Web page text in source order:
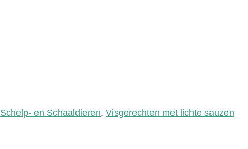
Schelp- en Schaaldieren, Visgerechten met lichte sauzen